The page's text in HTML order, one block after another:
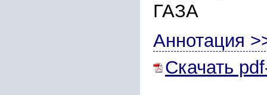
ГАЗА
Аннотация
Скачать